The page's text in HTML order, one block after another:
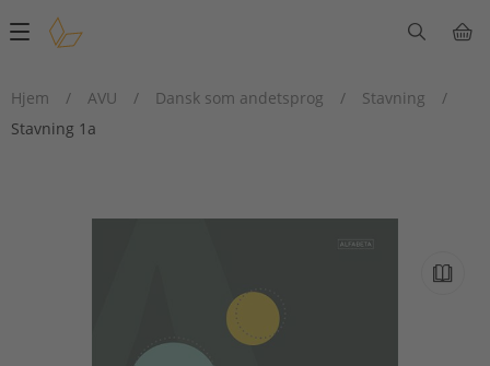
Main
Hjem
/ AVU / Dansk som andetsprog / Stavning
/
Stavning 1a